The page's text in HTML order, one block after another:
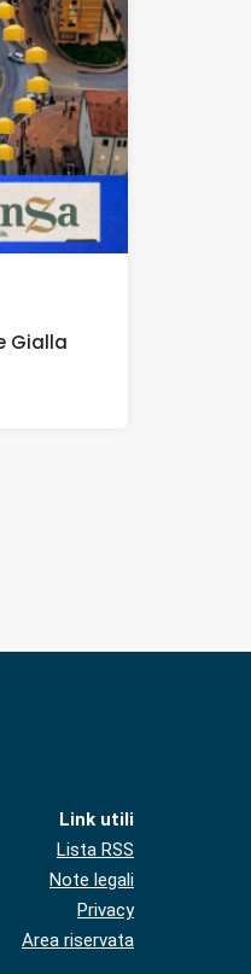
Gialla
Link utili
Lista RSS
Note legali
Privacy
Area riservata